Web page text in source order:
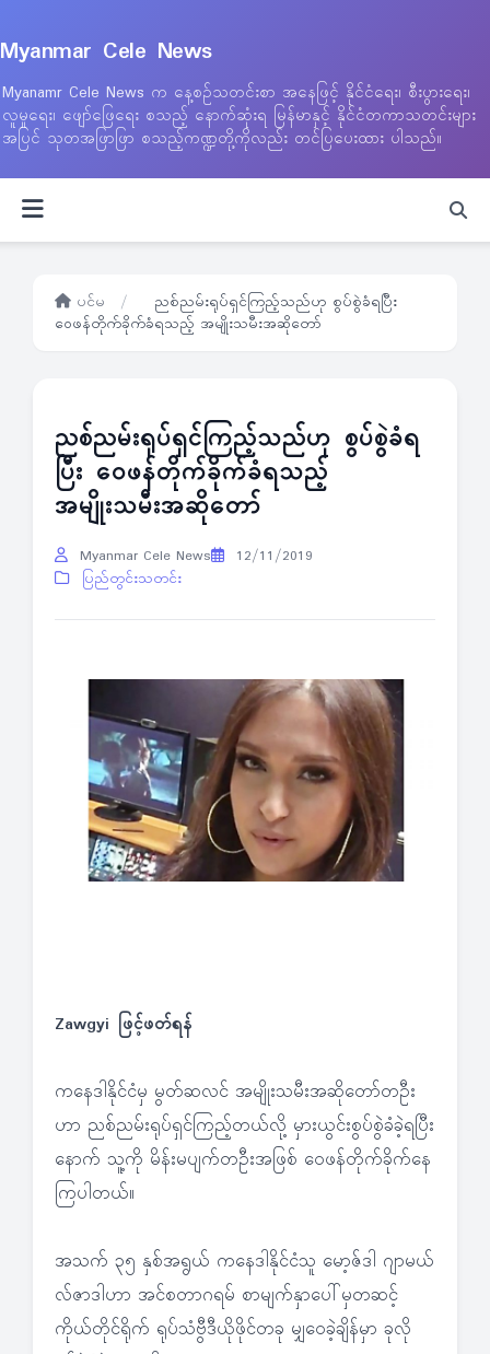
Myanmar Cele News
Myanamr Cele News က နေ့စဉ်သတင်းစာ အနေဖြင့် နိုင်ငံရေး၊ စီးပွားရေး၊
လူမှုရေး၊ ဖျော်ဖြေရေး စသည့် နောက်ဆုံးရ မြန်မာနှင့် နိုင်ငံတကာသတင်းများ
အပြင် သုတအဖြာဖြာ စသည့်ကဏ္ဍတို့ကိုလည်း တင်ပြပေးထား ပါသည်။
ပင်မ /
ညစ်ညမ်းရုပ်ရှင်ကြည့်သည်ဟု စွပ်စွဲခံရပြီး
ဝေဖန်တိုက်ခိုက်ခံရသည့် အမျိုးသမီးအဆိုတော်
ညစ်ညမ်းရုပ်ရှင်ကြည့်သည်ဟု စွပ်စွဲခံရ
ပြီး ဝေဖန်တိုက်ခိုက်ခံရသည့်
အမျိုးသမီးအဆိုတော်
Myanmar Cele News
12/11/2019
ပြည်တွင်းသတင်း
Zawgyi ဖြင့်ဖတ်ရန်
ကနေဒါနိုင်ငံမှ မွတ်ဆလင် အမျိုးသမီးအဆိုတော်တဦး
ဟာ ညစ်ညမ်းရုပ်ရှင်ကြည့်တယ်လို့ မှားယွင်းစွပ်စွဲခံခဲ့ရပြီး
နောက် သူ့ကို မိန်းမပျက်တဦးအဖြစ် ဝေဖန်တိုက်ခိုက်နေ
ကြပါတယ်။
အသက် ၃၅ နှစ်အရွယ် ကနေဒါနိုင်ငံသူ မော့ဇ်ဒါ ဂျာမယ်
လ်ဇာဒါဟာ အင်စတာဂရမ် စာမျက်နှာပေါ်မှတဆင့်
ကိုယ်တိုင်ရိုက် ရုပ်သံဗွီဒီယိုဖိုင်တခု မျှဝေခဲ့ချိန်မှာ ခုလို